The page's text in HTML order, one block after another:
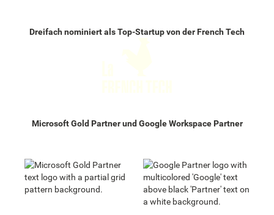
Dreifach nominiert als Top-Startup von der French Tech
Microsoft Gold Partner und Google Workspace Partner